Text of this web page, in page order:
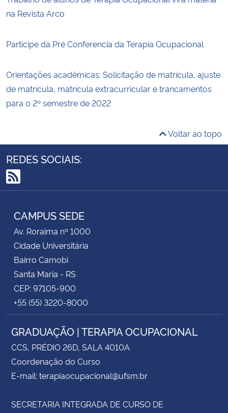
na Revista Arco
Participe da Pré Conferencia da Terapia Ocupacional
Orientações acadêmicas: Solicitação de matrícula, ajuste
de matrícula, matrícula extracurricular e trancamentos
para o 2º semestre de 2022
Voltar ao topo
REDES SOCIAIS:
RSS
CAMPUS SEDE
Av. Roraima nº 1000
Cidade Universitária
Bairro Camobi
Santa Maria - RS
CEP: 97105-900
+55 (55) 3220-8000
GRADUAÇÃO | TERAPIA OCUPACIONAL
CCS, PRÉDIO 26D, SALA 4010A
Coordenação do Curso
E-mail: terapiaocupacional@ufsm.br
SECRETARIA INTEGRADA DE CURSO DE